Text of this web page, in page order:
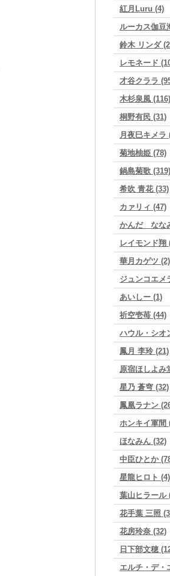
紅月Luru (4)
ルーカス伽豆
鈴木 リンダ
レモネード
才谷クララ
木杉泉風 (116)
桐野有民 (31)
月夜巳キメラ
菊地柚姫 (78)
鍋島菊歌 (319)
希吹 青花 (33)
カァリィ (47)
かんだ なな
レイモンド翔
華月カゲツ (2)
ジュンコエメ
あいしー (1)
祈空壱苺 (44)
ハウル・シオ
鳳月 李玲 (21)
原宿ほしよみ
星乃 蒼穹 (32)
鳳凰ラナン
ホンキイ軍間
ほなみん (32)
中臣ひとか
星龍ヒロト (4)
葉山ヒラール
花手葉 三照
花房玲奈 (32)
日下部文穂
エルチ・デ・